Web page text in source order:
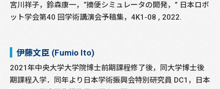
宮川祥子，鈴森康一，“摘便シミュレータの開発，” 日本ロボ
ット学会第40 回学術講演会予稿集，4K1-08 , 2022.
伊藤文臣 (Fumio Ito)
2021年中央大学大学院博士前期課程修了後，同大学博士後
期課程入学．同年より日本学術振興会特別研究員 DC1，日本